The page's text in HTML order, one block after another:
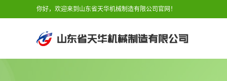
你好，欢迎来到山东省天华机械制造有限公司官网！